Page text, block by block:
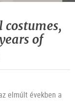
of
elmúlt években a